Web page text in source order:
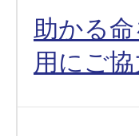
助かる
用にご